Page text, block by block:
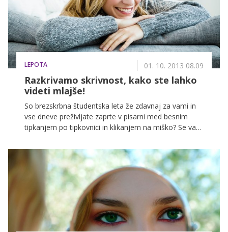
LEPOTA 01. 10. 2013 08.09
Razkrivamo skrivnost, kako ste lahko
videti mlajše!
So brezskrbna študentska leta že zdavnaj za vami in
vse dneve preživljate zaprte v pisarni med besnim
tipkanjem po tipkovnici in klikanjem na miško? Se vam
vas tudi mladosten videz? Pri tem si lahko pomagate,
saj ste lahko s pomočjo drobnih lepotnih trikov v
vsakem obdobju življenja videti mladostno in sveže.
No, za pobeg iz primeža pisarne ali proizvodnje pa se
boste morale potruditi kar same.